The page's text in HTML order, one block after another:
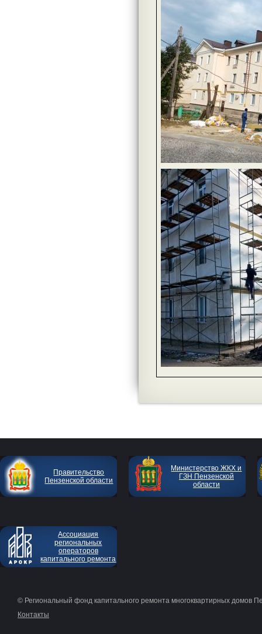
Правительство
Пензенской области
Министерство ЖКХ и
ГЗН Пензенской
области
Ассоциация
региональных
операторов
капитального ремонта
© Региональный фонд капитального ремонта многоквартирных домов
Контакты